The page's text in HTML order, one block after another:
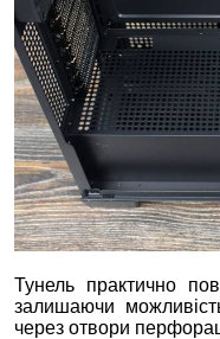
Тунель практично
залишаючи
через отвори